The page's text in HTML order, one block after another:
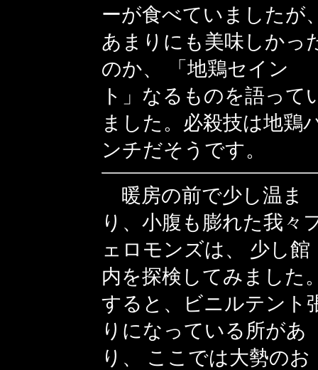
ーが食べていましたが
あまりにも美味しかっ
のか、 「地鶏セイン
ト」なるものを語って
ました。必殺技は地鶏
ンチだそうです。
暖房の前で少し温ま
り、小腹も膨れた我々
ェロモンズは、 少し館
内を探検してみました
すると、ビニルテント
りになっている所があ
り、 ここでは大勢のお